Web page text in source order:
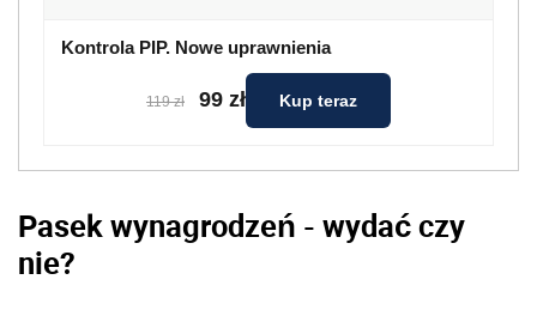
Kontrola PIP. Nowe uprawnienia
119 zł 99 zł Kup teraz
Pasek wynagrodzeń - wydać czy
nie?